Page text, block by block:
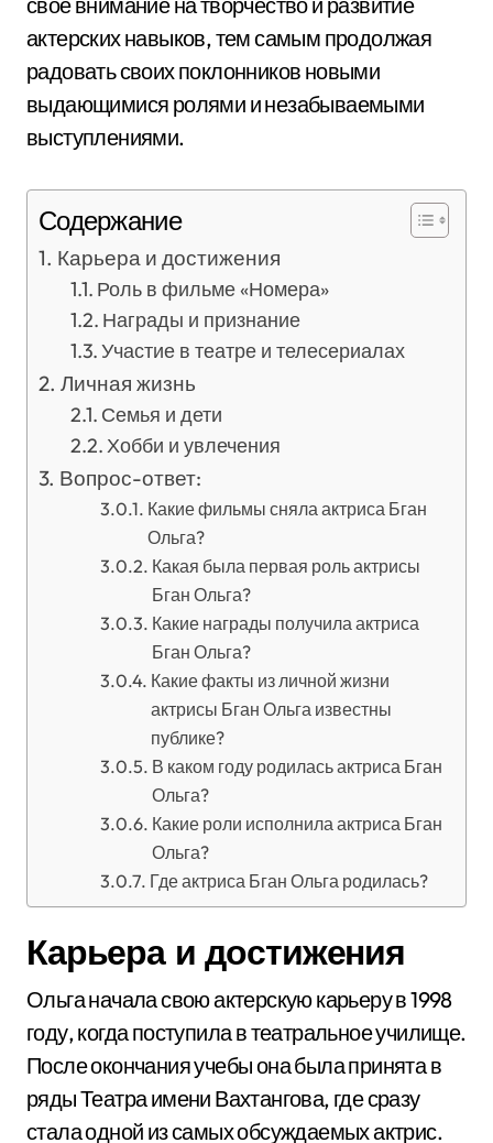
актерских навыков, тем самым продолжая
радовать своих поклонников новыми
выдающимися ролями и незабываемыми
выступлениями.
Содержание
Карьера и достижения
Роль в фильме «Номера»
Награды и признание
Участие в театре и телесериалах
Личная жизнь
Семья и дети
Хобби и увлечения
Вопрос-ответ:
Какие фильмы сняла актриса Бган
Ольга?
Какая была первая роль актрисы
Бган Ольга?
Какие награды получила актриса
Бган Ольга?
Какие факты из личной жизни
актрисы Бган Ольга известны
публике?
В каком году родилась актриса Бган
Ольга?
Какие роли исполнила актриса Бган
Ольга?
Где актриса Бган Ольга родилась?
Карьера и достижения
Ольга начала свою актерскую карьеру в 1998
году, когда поступила в театральное училище.
После окончания учебы она была принята в
ряды Театра имени Вахтангова, где сразу
стала одной из самых обсуждаемых актрис.